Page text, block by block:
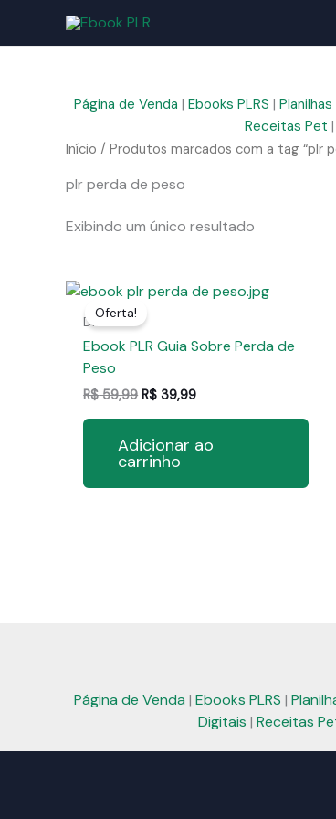
Página de Venda | Ebooks PLRS |
Receitas Pet |
Início / Produtos marcados com a tag “plr
plr perda de peso
Exibindo um único resultado
Oferta!
Dieta
Ebook PLR Guia Sobre Perda de
Peso
R$59,99 O
era:
R$ 59,99.
R$ 39,99O
é:
Adicionar ao
carrinho
Página de Venda | Ebooks PLRS |
Digitais | Receitas